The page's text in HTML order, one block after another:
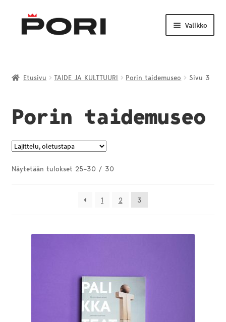
navigointiin
sisältöön
Valikko
VENEILY JA KALASTUS
PORI-TUOTTEET
Etusivu TAIDE JA KULTTUURI Porin taidemuseo Sivu 3
Porin taidemuseo
Näytetään tulokset 25–30 / 30
1 2 3